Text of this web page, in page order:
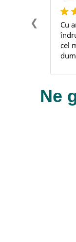
❮
Cu
cel
Ne